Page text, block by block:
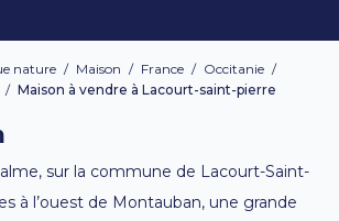
nature / Maison / France / Occitanie /
/ Maison à vendre à Lacourt-saint-pierre
sur la commune de Lacourt-Saint-
à l’ouest de Montauban, une grande